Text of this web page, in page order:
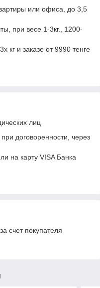
или офиса, до 3,5
при весе 1-3кг., 1200-
кг и заказе от 9990 тенге
лиц
договоренности, через
на карту VISA Банка
счет покупателя